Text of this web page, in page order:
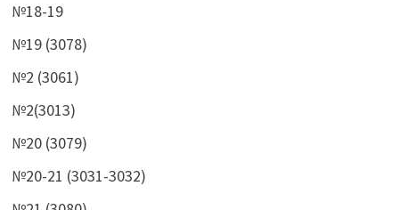
№18-19
№19 (3078)
№2 (3061)
№2(3013)
№20 (3079)
№20-21 (3031-3032)